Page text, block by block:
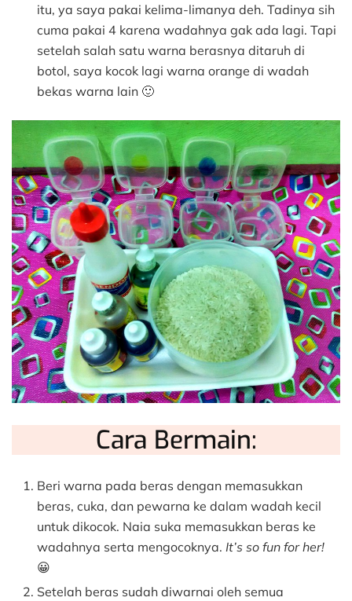
itu, ya saya pakai kelima-limanya deh. Tadinya sih
cuma pakai 4 karena wadahnya gak ada lagi. Tapi
setelah salah satu warna berasnya ditaruh di
botol, saya kocok lagi warna orange di wadah
bekas warna lain 🙂
Cara Bermain:
Beri warna pada beras dengan memasukkan
beras, cuka, dan pewarna ke dalam wadah kecil
untuk dikocok. Naia suka memasukkan beras ke
wadahnya serta mengocoknya. It’s so fun for her!
😀
Setelah beras sudah diwarnai oleh semua